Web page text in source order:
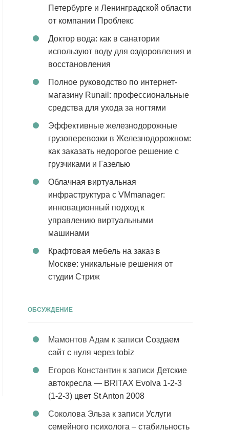
Петербурге и Ленинградской области
от компании Проблекс
Доктор вода: как в санатории
используют воду для оздоровления и
восстановления
Полное руководство по интернет-
магазину Runail: профессиональные
средства для ухода за ногтями
Эффективные железнодорожные
грузоперевозки в Железнодорожном:
как заказать недорогое решение с
грузчиками и Газелью
Облачная виртуальная
инфраструктура с VMmanager:
инновационный подход к
управлению виртуальными
машинами
Крафтовая мебель на заказ в
Москве: уникальные решения от
студии Стриж
ОБСУЖДЕНИЕ
Мамонтов Адам к записи Создаем
сайт с нуля через tobiz
Егоров Константин к записи Детские
автокресла — BRITAX Evolva 1-2-3
(1-2-3) цвет St Anton 2008
Соколова Эльза к записи Услуги
семейного психолога – стабильность